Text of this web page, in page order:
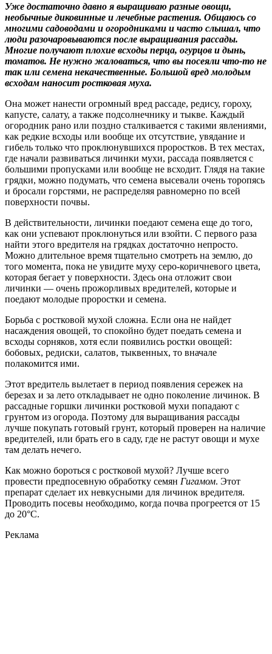
Уже достаточно давно я выращиваю разные овощи,
необычные диковинные и лечебные растения. Общаюсь со
многими садоводами и огородниками и часто слышал, что
люди разочаровываются после выращивания рассады.
Многие получают плохие всходы перца, огурцов и дынь,
томатов. Не нужно жаловаться, что вы посеяли что-то не
так или семена некачественные. Большой вред молодым
всходам наносит ростковая муха.
Она может нанести огромный вред рассаде, редису, гороху,
капусте, салату, а также подсолнечнику и тыкве. Каждый
огородник рано или поздно сталкивается с такими явлениями,
как редкие всходы или вообще их отсутствие, увядание и
гибель только что проклюнувшихся проростков. В тех местах,
где начали развиваться личинки мухи, рассада появляется с
большими пропусками или вообще не всходит. Глядя на такие
грядки, можно подумать, что семена высевали очень торопясь
и бросали горстями, не распределяя равномерно по всей
поверхности почвы.
В действительности, личинки поедают семена еще до того,
как они успевают проклюнуться или взойти. С первого раза
найти этого вредителя на грядках достаточно непросто.
Можно длительное время тщательно смотреть на землю, до
того момента, пока не увидите муху серо-коричневого цвета,
которая бегает у поверхности. Здесь она отложит свои
личинки — очень прожорливых вредителей, которые и
поедают молодые проростки и семена.
Борьба с ростковой мухой сложна. Если она не найдет
насаждения овощей, то спокойно будет поедать семена и
всходы сорняков, хотя если появились ростки овощей:
бобовых, редиски, салатов, тыквенных, то вначале
полакомится ими.
Этот вредитель вылетает в период появления сережек на
березах и за лето откладывает не одно поколение личинок. В
рассадные горшки личинки ростковой мухи попадают с
грунтом из огорода. Поэтому для выращивания рассады
лучше покупать готовый грунт, который проверен на наличие
вредителей, или брать его в саду, где не растут овощи и мухе
там делать нечего.
Как можно бороться с ростковой мухой? Лучше всего
провести предпосевную обработку семян Гигамом. Этот
препарат сделает их невкусными для личинок вредителя.
Проводить посевы необходимо, когда почва прогреется от 15
до 20°С.
Реклама